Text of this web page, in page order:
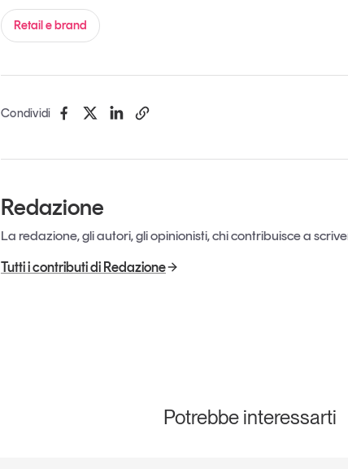
Retail e brand
Condividi
Redazione
La redazione, gli autori, gli opinionisti, chi contribuisce a
Tutti i contributi di Redazione
Potrebbe interessarti